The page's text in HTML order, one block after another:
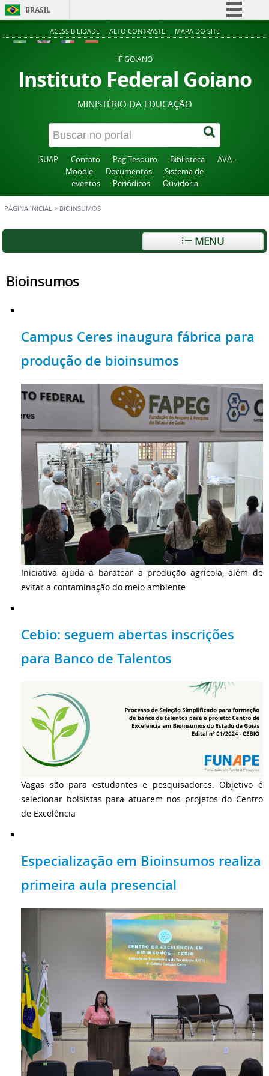
BRASIL
Simplifique!
Acesso à informação
Legislação
Canais
ACESSIBILIDADE ALTO CONTRASTE MAPA DO SITE
IF GOIANO
Instituto Federal Goiano
MINISTÉRIO DA EDUCAÇÃO
SUAP Contato Pag Tesouro Biblioteca
AVA -
Moodle
Documentos
Sistema de
eventos
Periódicos Ouvidoria
PÁGINA INICIAL > BIOINSUMOS
MENU
Bioinsumos
Campus Ceres inaugura fábrica para
produção de bioinsumos
Iniciativa ajuda a baratear a produção agrícola, além de
evitar a contaminação do meio ambiente
Cebio: seguem abertas inscrições
para Banco de Talentos
Vagas são para estudantes e pesquisadores. Objetivo é
selecionar bolsistas para atuarem nos projetos do Centro
de Excelência
Especialização em Bioinsumos realiza
primeira aula presencial